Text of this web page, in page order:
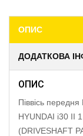
ОПИС
ДОДАТКОВА
ОПИС
Піввісь
HYUNDAI i30 II
(DRIVESHAFT